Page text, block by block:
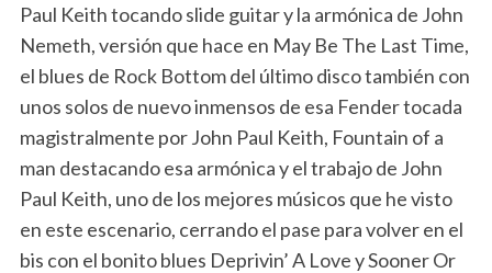
Paul Keith tocando slide guitar y la armónica de John
Nemeth, versión que hace en May Be The Last Time,
el blues de Rock Bottom del último disco también con
unos solos de nuevo inmensos de esa Fender tocada
magistralmente por John Paul Keith, Fountain of a
man destacando esa armónica y el trabajo de John
Paul Keith, uno de los mejores músicos que he visto
en este escenario, cerrando el pase para volver en el
bis con el bonito blues Deprivin’ A Love y Sooner Or